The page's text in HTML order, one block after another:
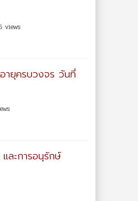
views
ายุครบวงจร วันที่
ละการอนุรักษ์